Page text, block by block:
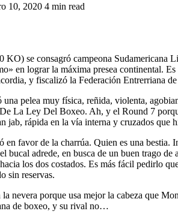
10, 2020 4 min read
KO) se consagró campeona
en lograr la máxima presea continental.
y fiscalizó la Federación Entrerriana
una pelea muy física, reñida, violenta,
La Ley Del Boxeo. Ah, y el Round 7
jab, rápida en la vía interna y cruzados
en favor de la charrúa. Quien es una
bucal adrede, en busca de un buen trago
los dos costados. Es más fácil pedirlo
sin reservas.
nevera porque usa mejor la cabeza que
de boxeo, y su rival no…